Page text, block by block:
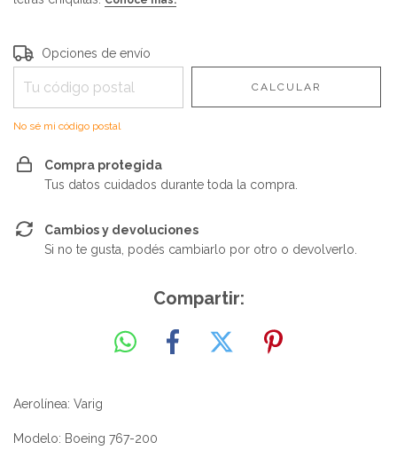
Entregas para el CP:
Opciones de envío
CALCULAR
No sé mi código postal
Compra protegida
Tus datos cuidados durante toda la compra.
Cambios y devoluciones
Si no te gusta, podés cambiarlo por otro o devolverlo.
Compartir:
Aerolínea: Varig
Modelo: Boeing 767-200